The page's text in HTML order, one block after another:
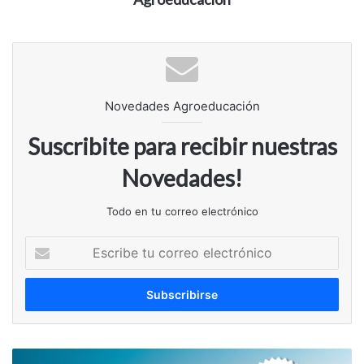
Novedades Agroeducación
Suscribite para recibir nuestras
Novedades!
Todo en tu correo electrónico
correo